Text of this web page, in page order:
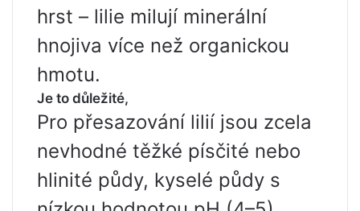
hrst – lilie milují minerální
hnojiva více než organickou
hmotu.
Je to důležité,
Pro přesazování lilií jsou zcela
nevhodné těžké písčité nebo
hlinité půdy, kyselé půdy s